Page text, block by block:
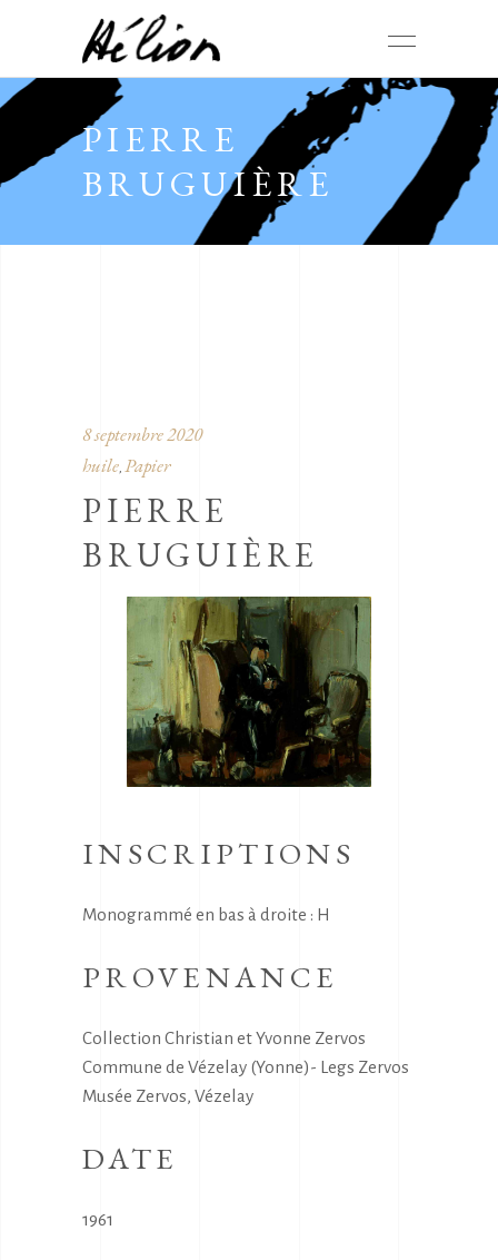
PIERRE
BRUGUIÈRE
8 septembre 2020
huile, Papier
PIERRE
BRUGUIÈRE
INSCRIPTIONS
Monogrammé en bas à droite : H
PROVENANCE
Collection Christian et Yvonne Zervos
Commune de Vézelay (Yonne)- Legs Zervos
Musée Zervos, Vézelay
DATE
1961